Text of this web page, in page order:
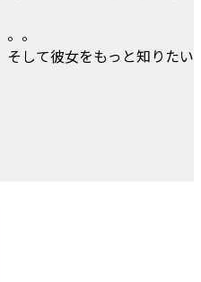
。
して彼女をもっと知りたい